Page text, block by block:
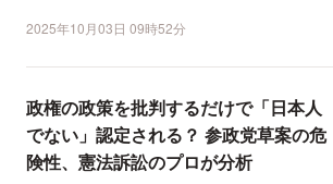
2025年10月03日 09時52分
政権の政策を批判するだけで「日本人
でない」認定される？ 参政党草案の危
険性、憲法訴訟のプロが分析